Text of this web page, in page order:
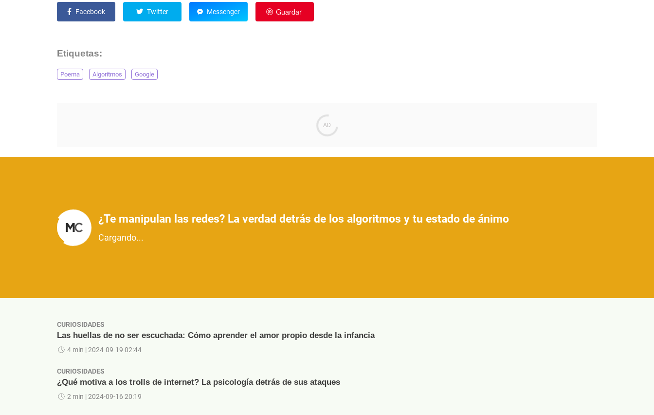
Facebook Twitter Messenger Guardar
Etiquetas:
Poema Algoritmos Google
¿Te manipulan las redes? La verdad detrás de los algoritmos y tu estado de ánimo
Cargando...
CURIOSIDADES
Las huellas de no ser escuchada: Cómo aprender el amor propio desde la infancia
4 min | 2024-09-19 02:44
CURIOSIDADES
¿Qué motiva a los trolls de internet? La psicología detrás de sus ataques
2 min | 2024-09-16 20:19